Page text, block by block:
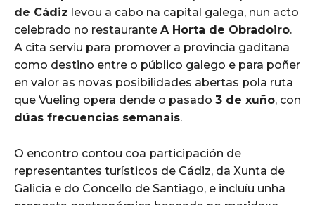
de Cádiz levou a cabo na capital galega, nun acto
celebrado no restaurante A Horta de Obradoiro.
A cita serviu para promover a provincia gaditana
como destino entre o público galego e para poñer
en valor as novas posibilidades abertas pola ruta
que Vueling opera dende o pasado 3 de xuño, con
dúas frecuencias semanais.
O encontro contou coa participación de
representantes turísticos de Cádiz, da Xunta de
Galicia e do Concello de Santiago, e incluíu unha